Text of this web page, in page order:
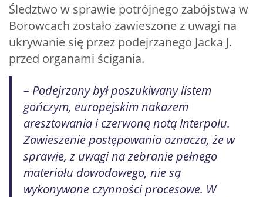
Śledztwo w sprawie potrójnego zabójstwa w
Borowcach zostało zawieszone z uwagi na
ukrywanie się przez podejrzanego Jacka J.
przed organami ścigania.
– Podejrzany był poszukiwany listem
gończym, europejskim nakazem
aresztowania i czerwoną notą Interpolu.
Zawieszenie postępowania oznacza, że w
sprawie, z uwagi na zebranie pełnego
materiału dowodowego, nie są
wykonywane czynności procesowe. W